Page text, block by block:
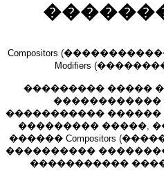
Compositors
Modifiers
��������� �����
������������
�����������
��������� �����,
������ Compositors
����������
�����������